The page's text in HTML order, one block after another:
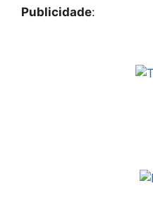
Publicidade: